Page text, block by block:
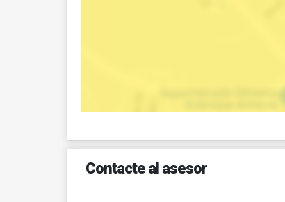
Contacte al asesor